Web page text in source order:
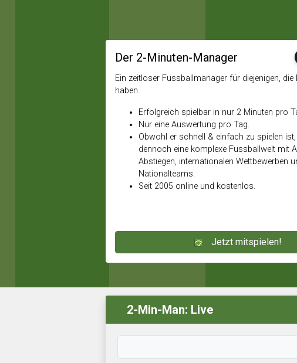
Der 2-Minuten-Manager
Ein zeitloser Fussballmanager für diejenigen, die
haben.
Erfolgreich spielbar in nur 2 Minuten pro
Nur eine Auswertung pro Tag.
Obwohl er schnell & einfach zu spielen
dennoch eine komplexe Fussballwelt mit
Abstiegen, internationalen Wettbewerben
Nationalteams.
Seit 2005 online und kostenlos.
Jetzt mitspielen!
2-Min-Man: Live